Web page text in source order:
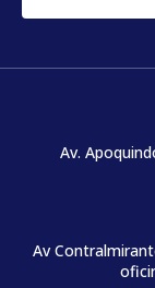
Av.
Av